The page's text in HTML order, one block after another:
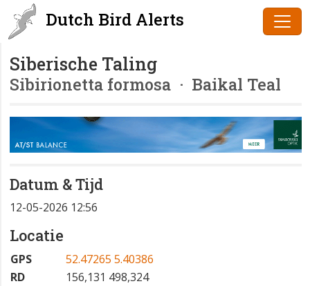
Dutch Bird Alerts
Siberische Taling
Sibirionetta formosa · Baikal Teal
Datum & Tijd
12-05-2026 12:56
Locatie
GPS
52.47265 5.40386
RD
156,131 498,324